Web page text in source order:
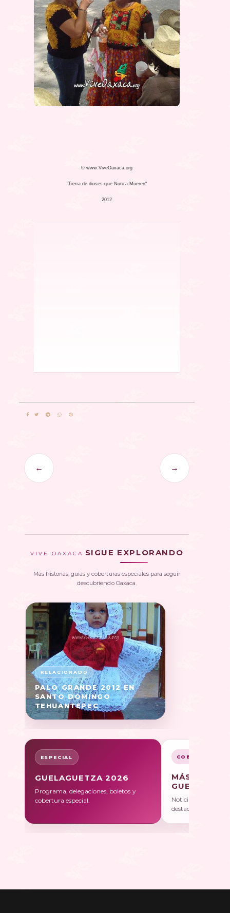
© www.ViveOaxaca.org
"Tierra de dioses que Nunca Mueren"
2012
← →
VIVE OAXACA SIGUE EXPLORANDO
Más historias, guías y coberturas especiales para seguir
descubriendo Oaxaca.
PALO GRANDE 2012 EN
SANTO DOMINGO
TEHUANTEPEC
ESPECIAL
GUELAGUETZA 2026
Programa, delegaciones, boletos y
cobertura especial.
COBERTURA
MÁS SOBRE
Noticias, galerías y
destacadas.